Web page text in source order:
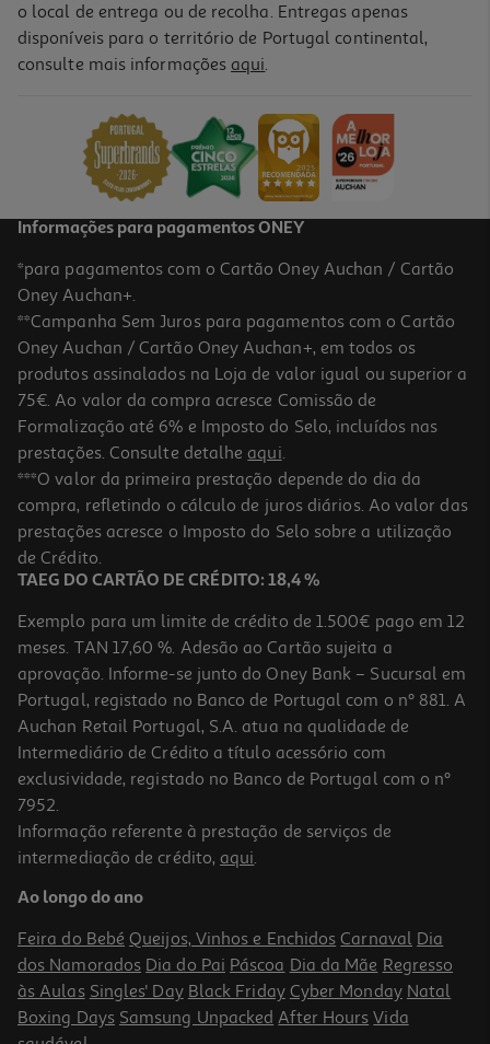
o local de entrega ou de recolha. Entregas apenas
disponíveis para o território de Portugal continental,
consulte mais informações aqui.
Informações para pagamentos ONEY
*para pagamentos com o Cartão Oney Auchan / Cartão
Oney Auchan+.
**Campanha Sem Juros para pagamentos com o Cartão
Oney Auchan / Cartão Oney Auchan+, em todos os
produtos assinalados na Loja de valor igual ou superior a
75€. Ao valor da compra acresce Comissão de
Formalização até 6% e Imposto do Selo, incluídos nas
prestações. Consulte detalhe aqui.
***O valor da primeira prestação depende do dia da
compra, refletindo o cálculo de juros diários. Ao valor das
prestações acresce o Imposto do Selo sobre a utilização
de Crédito.
TAEG DO CARTÃO DE CRÉDITO: 18,4 %
Exemplo para um limite de crédito de 1.500€ pago em 12
meses. TAN 17,60 %. Adesão ao Cartão sujeita a
aprovação. Informe-se junto do Oney Bank – Sucursal em
Portugal, registado no Banco de Portugal com o nº 881. A
Auchan Retail Portugal, S.A. atua na qualidade de
Intermediário de Crédito a título acessório com
exclusividade, registado no Banco de Portugal com o nº
7952.
Informação referente à prestação de serviços de
intermediação de crédito, aqui.
Ao longo do ano
Feira do Bebé Queijos, Vinhos e Enchidos Carnaval Dia
dos Namorados Dia do Pai Páscoa Dia da Mãe Regresso
às Aulas Singles' Day Black Friday Cyber Monday Natal
Boxing Days Samsung Unpacked After Hours Vida